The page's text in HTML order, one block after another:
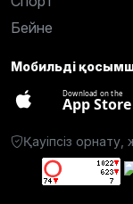
Бейне
Мобильді
Download on the
App Store
Қауіпсіз